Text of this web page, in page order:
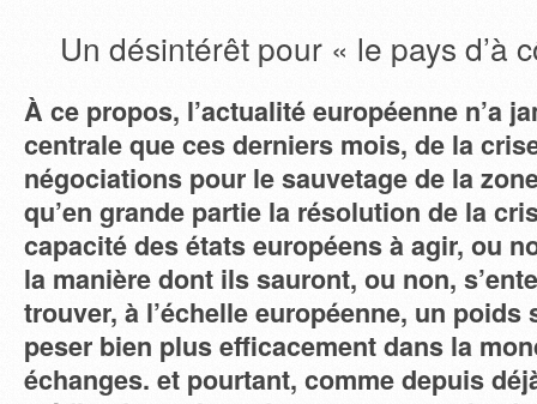
Un désintérêt pour « le pays d’à
À ce propos, l’actualité européenne n’a
centrale que ces derniers mois, de la
négociations pour le sauvetage de la
qu’en grande partie la résolution de la
capacité des états européens à agir, ou
la manière dont ils sauront, ou non,
trouver, à l’échelle européenne, un
peser bien plus efficacement dans la
échanges. et pourtant, comme depuis